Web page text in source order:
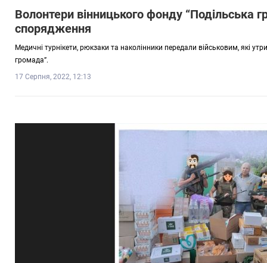
Волонтери вінницького фонду “Подільська
спорядження
Медичні турнікети, рюкзаки та наколінники передали військовим, які
громада”.
17 Серпня, 2022, 12:13